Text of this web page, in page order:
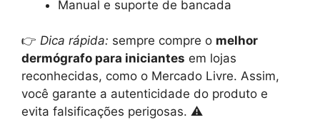
Manual e suporte de bancada
👉 Dica rápida: sempre compre o melhor
dermógrafo para iniciantes em lojas
reconhecidas, como o Mercado Livre. Assim,
você garante a autenticidade do produto e
evita falsificações perigosas. ⚠️